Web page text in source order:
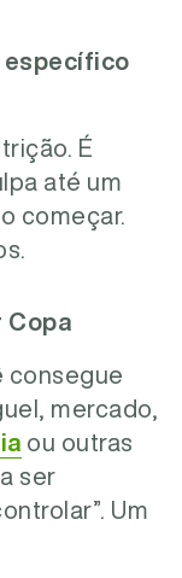
específico
É
até um
começar.
Copa
consegue
mercado,
ou outras
ser
Um